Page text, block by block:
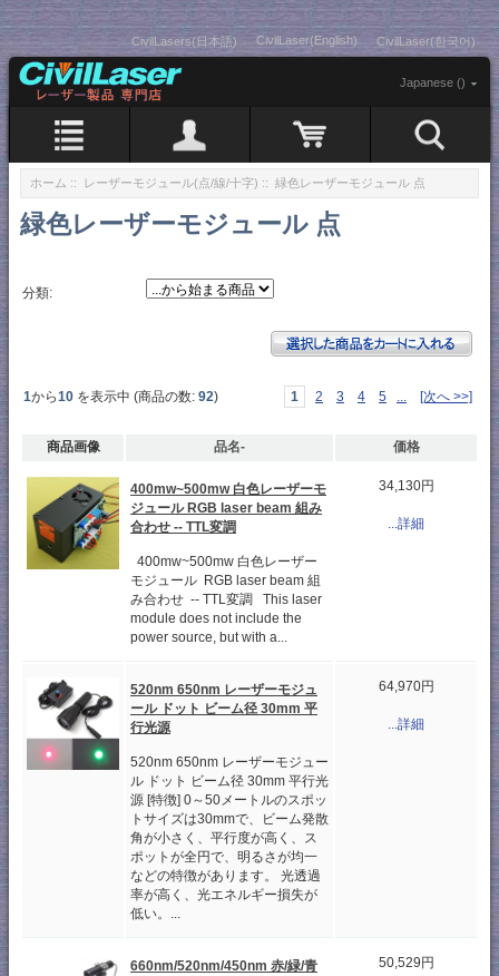
CivilLasers(日本語) CivilLaser(English) CivilLaser(한국어)
Japanese ()
ホーム :: レーザーモジュール(点/線/十字) :: 緑色レーザーモジュール 点
緑色レーザーモジュール 点
分類:
1から10 を表示中 (商品の数: 92) 1 2 3 4 5 ... [次へ >>]
商品画像 品名- 価格
400mw~500mw 白色レーザーモ
ジュール RGB laser beam 組み
合わせ -- TTL変調
400mw~500mw 白色レーザー
モジュール RGB laser beam 組
み合わせ -- TTL変調 This laser
module does not include the
power source, but with a...
34,130円
...詳細
520nm 650nm レーザーモジュ
ール ドット ビーム径 30mm 平
行光源
520nm 650nm レーザーモジュー
ル ドット ビーム径 30mm 平行光
源 [特徴] 0～50メートルのスポッ
トサイズは30mmで、ビーム発散
角が小さく、平行度が高く、ス
ポットが全円で、明るさが均一
などの特徴があります。 光透過
率が高く、光エネルギー損失が
低い。...
64,970円
...詳細
660nm/520nm/450nm 赤/緑/青
50,529円